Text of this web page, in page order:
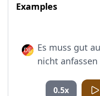
Examples
Es muss gut
nicht anfassen
0.5x